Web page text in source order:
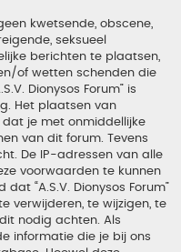
kwetsende, obscene,
seksueel
berichten te plaatsen,
of wetten schenden die
Dionysos Forum” is
Het plaatsen van
je met onmiddellijke
van dit forum. Tevens
De IP-adressen van alle
voorwaarden te kunnen
“A.S.V. Dionysos Forum”
verwijderen, te wijzigen, te
nodig achten. Als
informatie die je bij ons